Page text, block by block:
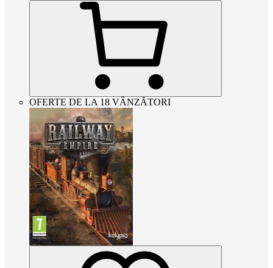
OFERTE DE LA 18 VÂNZĂTORI